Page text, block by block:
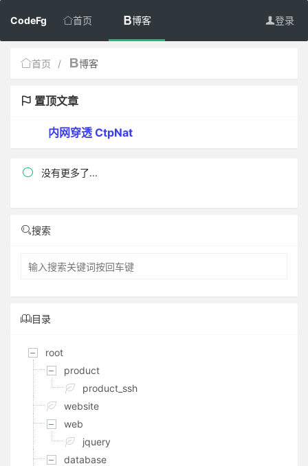
CodeFg 首页 博客 登录
首页 / 博客
置顶文章
内网穿透 CtpNat
 没有更多了...
搜索
目录
root
product
product_ssh
website
web
jquery
database